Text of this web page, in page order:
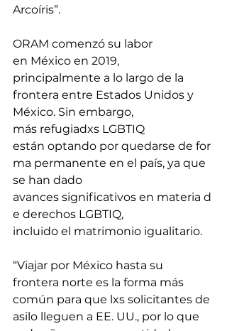
Arcoíris”.
ORAM comenzó su labor
en México en 2019,
principalmente a lo largo de la
frontera entre Estados Unidos y
México. Sin embargo,
más refugiadxs LGBTIQ
están optando por quedarse de for
ma permanente en el país, ya que
se han dado
avances significativos en materia d
e derechos LGBTIQ,
incluido el matrimonio igualitario.
“Viajar por México hasta su
frontera norte es la forma más
común para que lxs solicitantes de
asilo lleguen a EE. UU., por lo que